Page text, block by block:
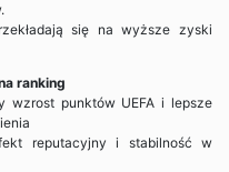
się na wyższe zyski
ranking
wzrost punktów UEFA i lepsze
reputacyjny i stabilność w